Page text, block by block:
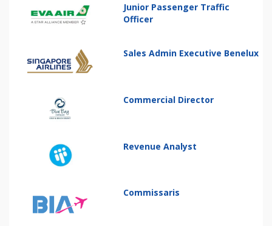
Junior Passenger Traffic
Officer
Sales Admin Executive Benelux
Commercial Director
Revenue Analyst
Commissaris